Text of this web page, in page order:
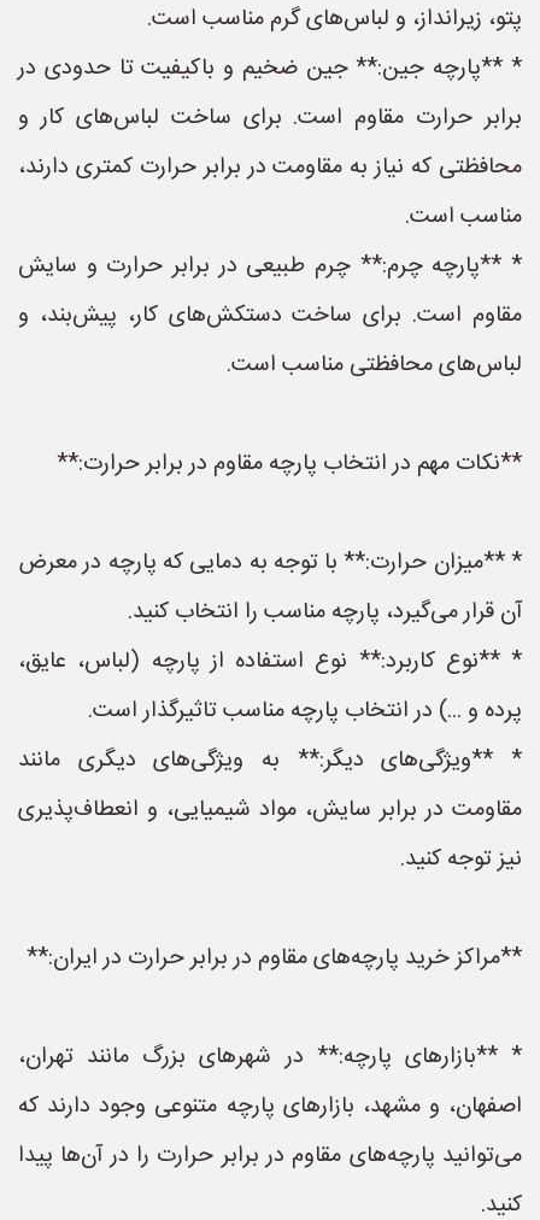
پتو، زیرانداز، و لباس‌های گرم مناسب است.
* **پارچه جین:** جین ضخیم و باکیفیت تا حدودی در
برابر حرارت مقاوم است. برای ساخت لباس‌های کار و
محافظتی که نیاز به مقاومت در برابر حرارت کمتری دارند،
مناسب است.
* **پارچه چرم:** چرم طبیعی در برابر حرارت و سایش
مقاوم است. برای ساخت دستکش‌های کار، پیش‌بند، و
لباس‌های محافظتی مناسب است.
**نکات مهم در انتخاب پارچه مقاوم در برابر حرارت:**
* **میزان حرارت:** با توجه به دمایی که پارچه در معرض
آن قرار می‌گیرد، پارچه مناسب را انتخاب کنید.
* **نوع کاربرد:** نوع استفاده از پارچه (لباس، عایق،
پرده و ...) در انتخاب پارچه مناسب تاثیرگذار است.
* **ویژگی‌های دیگر:** به ویژگی‌های دیگری مانند
مقاومت در برابر سایش، مواد شیمیایی، و انعطاف‌پذیری
نیز توجه کنید.
**مراکز خرید پارچه‌های مقاوم در برابر حرارت در ایران:**
* **بازارهای پارچه:** در شهرهای بزرگ مانند تهران،
اصفهان، و مشهد، بازارهای پارچه متنوعی وجود دارند که
می‌توانید پارچه‌های مقاوم در برابر حرارت را در آن‌ها پیدا
کنید.